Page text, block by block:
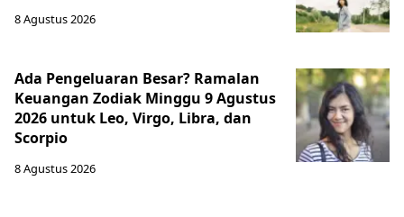
8 Agustus 2026
Ada Pengeluaran Besar? Ramalan
Keuangan Zodiak Minggu 9 Agustus
2026 untuk Leo, Virgo, Libra, dan
Scorpio
8 Agustus 2026